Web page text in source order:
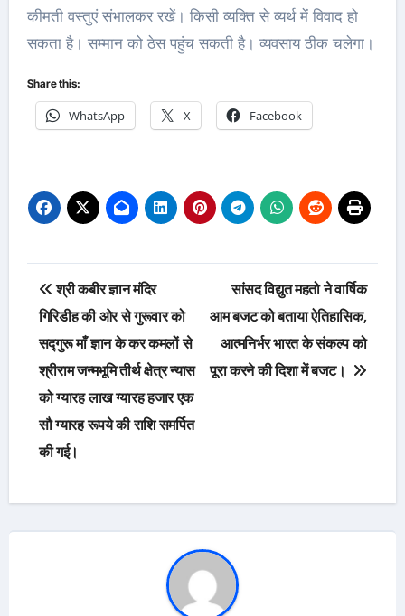
कीमती वस्तुएं संभालकर रखें। किसी व्यक्ति से व्यर्थ में विवाद हो
सकता है। सम्मान को ठेस पहुंच सकती है। व्यवसाय ठीक चलेगा।
Share this:
WhatsApp X Facebook
Post
navigation
श्री कबीर ज्ञान मंदिर
गिरिडीह की ओर से गुरूवार को
सद्गुरू माँ ज्ञान के कर कमलों से
श्रीराम जन्मभूमि तीर्थ क्षेत्र न्यास
को ग्यारह लाख ग्यारह हजार एक
सौ ग्यारह रूपये की राशि समर्पित
की गई।
सांसद विद्युत महतो ने वार्षिक
आम बजट को बताया ऐतिहासिक,
आत्मनिर्भर भारत के संकल्प को
पूरा करने की दिशा में बजट।